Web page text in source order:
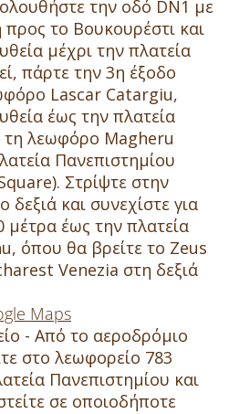
την οδό DN1 με
το Βουκουρέστι και
μέχρι την πλατεία
πάρτε την 3η έξοδο
Lascar Catargiu,
έως την πλατεία
τη λεωφόρο Magheru
Πανεπιστημίου
Στρίψτε στην
και συνεχίστε για
μέτρα έως την πλατεία
όπου θα βρείτε το Zeus
Venezia στη δεξιά
Maps
- Από το αεροδρόμιο
στο λεωφορείο 783
Πανεπιστημίου και
σε οποιοδήποτε